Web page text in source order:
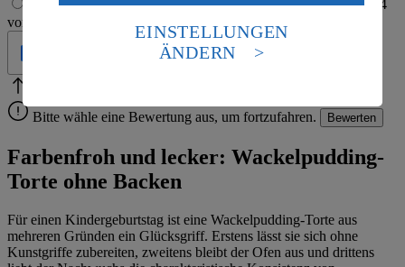
1 von 5 Sternen
2 von 5 Sternen 3 von 5 Sternen
4
von 5 Sternen
5 von 5 Sternen
Bitte wähle eine Bewertung aus, um fortzufahren.
Bewerten
Farbenfroh und lecker: Wackelpudding-
Torte ohne Backen
Für einen Kindergeburtstag ist eine Wackelpudding-Torte aus
mehreren Gründen ein Glücksgriff. Erstens lässt sie sich ohne
Kunstgriffe zubereiten, zweitens bleibt der Ofen aus und drittens
Daten in den USA verarbeitet werden. Der EuGH sieht
die USA als Land mit einem nach europäischen
Standards nicht angemessenen Datenschutzniveau an.
Es besteht das Risiko eines Zugriffs durch US-
Informationen zum Herausgeber der Seite findest du
imImpressum
EINSTELLUNGEN
ÄNDERN